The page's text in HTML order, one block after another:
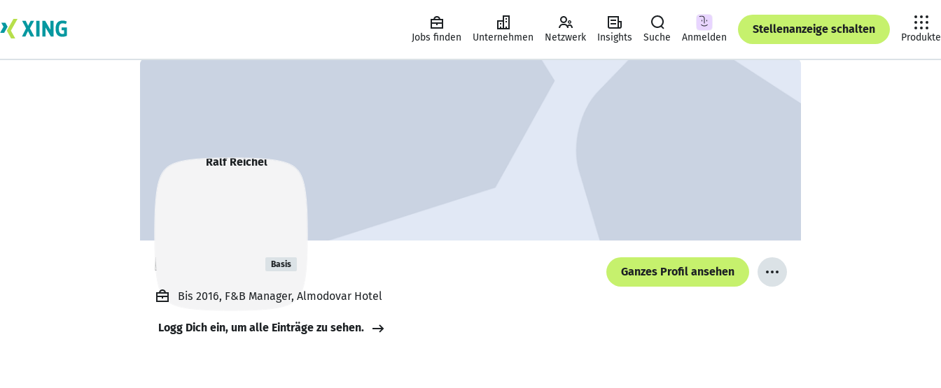
Jobs finden Unternehmen Netzwerk Insights Suche Anmelden
Stellenanzeige schalten
Produkte
Ralf Reichel Basis
Ganzes Profil ansehen
Bis 2016, F&B Manager, Almodovar Hotel
Logg Dich ein, um alle Einträge zu sehen.